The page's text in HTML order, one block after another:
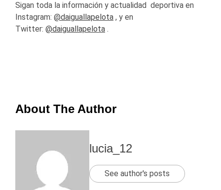
Sigan toda la información y actualidad deportiva en
Instagram: @daiguallapelota , y en
Twitter: @daiguallapelota .
About The Author
lucia_12
See author's posts